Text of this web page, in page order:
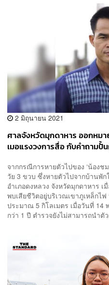
2 มิถุนายน 2021
ศาลจังหวัดมุกดาหาร ออกหม
เมอแรงวงการสื่อ กับคำถาม
จากกรณีการหายตัวไปของ ‘น้อง
วัย 3 ขวบ ซึ่งหายตัวไปจากบ้านพั
อำเภอดงหลวง จังหวัดมุกดาหาร
พบเสียชีวิตอยู่บริเวณเขาภูเหล็กไ
ประมาณ 5 กิโลเมตร เมื่อวันที่ 14
กว่า 1 ปี ตำรวจยังไม่สามารถนำตั